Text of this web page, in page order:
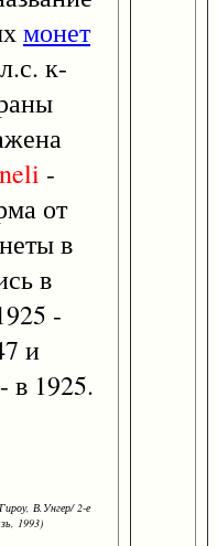
монет
к-
-
от
в
в
-
и
в 1925.
В.Унгер/ 2-е
1993)